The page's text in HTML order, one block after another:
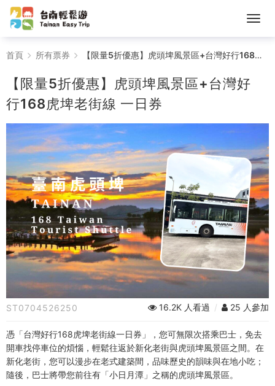
【限
量
5
折
優
惠】
虎
頭
埤
風
景
區
+台
灣
首頁 所有票券 【限量5折優惠】虎頭埤風景區+台灣好行168虎埤老街線 一日券
【限量5折優惠】虎頭埤風景區+台灣好
行168虎埤老街線 一日券
ST0704526250 16.2K 人看過 / 25 人參加
憑「台灣好行168虎埤老街線一日券」，您可無限次搭乘巴士，免去
開車找停車位的煩惱，輕鬆往返於新化老街與虎頭埤風景區之間。在
新化老街，您可以漫步在老式建築間，品味歷史的韻味與在地小吃；
隨後，巴士將帶您前往有「小日月潭」之稱的虎頭埤風景區。